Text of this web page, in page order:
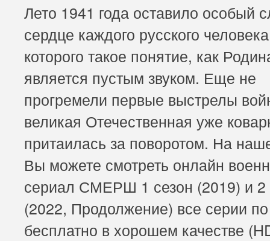
Лето 1941 года оставило особый
сердце каждого русского
которого такое понятие, как
является пустым звуком. Еще не
прогремели первые выстрелы
великая Отечественная уже
притаилась за поворотом. На
Вы можете смотреть онлайн
сериал СМЕРШ 1 сезон (2019) и 2
(2022, Продолжение) все серии
бесплатно в хорошем качестве